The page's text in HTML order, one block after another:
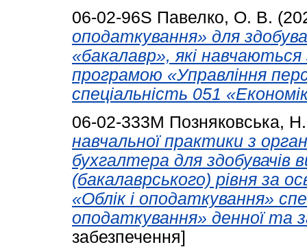
06-02-96S Павелко, О. В.
оподаткування» для
«бакалавр», які
програмою «Управління
спеціальність 051
06-02-333М Позняковська,
навчальної практики з
бухгалтера для здобувачів
(бакалаврського) рівня за
«Облік і оподаткування»
оподаткування» денної та
забезпечення]